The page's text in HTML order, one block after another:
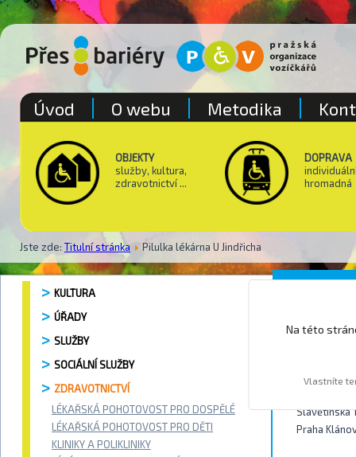
OBJEKTY
služby, kultura,
zdravotnictví ...
DOPRAVA
hromadná
Jste zde: Titulní stránka Pilulka lékárna U Jindřicha
Úvod O webu Metodika
KULTURA
ÚŘADY
SLUŽBY
SOCIÁLNÍ SLUŽBY
ZDRAVOTNICTVÍ
LÉKAŘSKÁ POHOTOVOST PRO DOSPĚLÉ
LÉKAŘSKÁ POHOTOVOST PRO DĚTI
KLINIKY A POLIKLINIKY
Slavětínská
Praha
Na této
Vlastníte